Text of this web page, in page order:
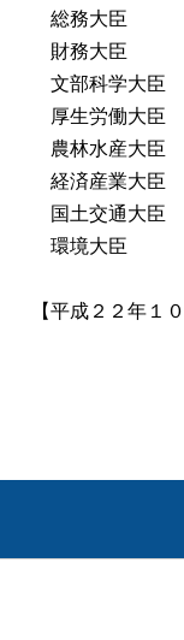
総務大臣
財務大臣
文部科学大臣
厚生労働大臣
農林水産大臣
経済産業大臣
国土交通大臣
環境大臣
【平成２２年１